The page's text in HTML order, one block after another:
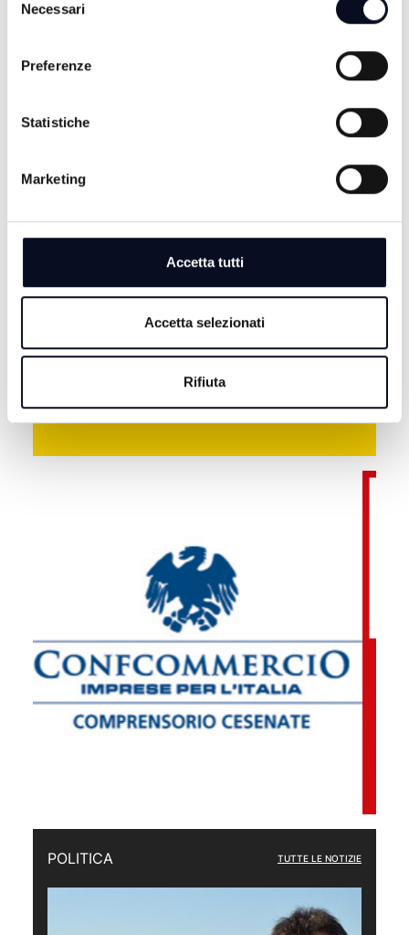
delNecessari
Preferenze
Statistiche
Marketing
Accetta tutti
Accetta selezionati
Rifiuta
8 AGOSTO 2026
consigliera E-R Elena Ugolini
MOTORI: Ottimo rientro per Bezzecchi, è terzo nella
Sprint di Silverstone
POLITICA TUTTE LE NOTIZIE